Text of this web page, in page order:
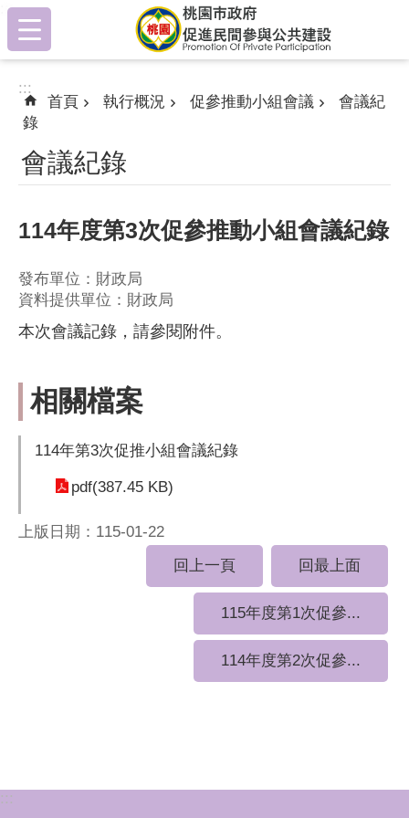
跳到主要內容區塊
:::
:::
首頁 執行概況 促參推動小組會議
會議紀
錄
會議紀錄
114年度第3次促參推動小組會議紀錄
發布單位：財政局
資料提供單位：財政局
本次會議記錄，請參閱附件。
相關檔案
114年第3次促推小組會議紀錄
pdf(387.45 KB)
上版日期：115-01-22
回上一頁
回最上面
115年度第1次促參...
114年度第2次促參...
:::